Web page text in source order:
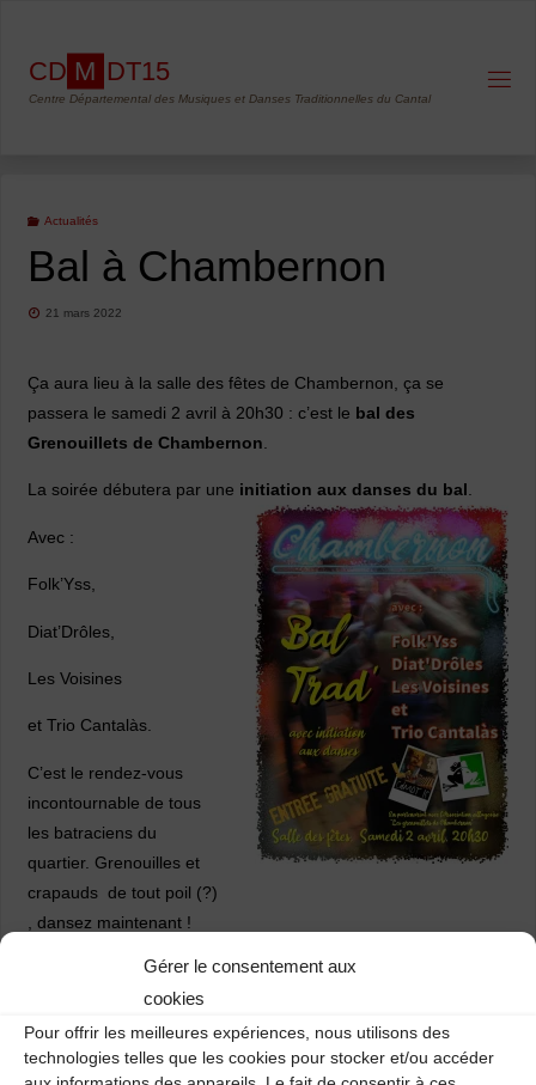
Gérer le consentement aux
cookies
Pour offrir les meilleures expériences, nous utilisons des
technologies telles que les cookies pour stocker et/ou accéder
content
CD M DT15
Centre Départemental des Musiques et Danses Traditionnelles du Cantal
Actualités
Bal à Chambernon
21 mars 2022
Ça aura lieu à la salle des fêtes de Chambernon, ça se
passera le samedi 2 avril à 20h30 : c’est le bal des
Grenouillets de Chambernon
La soirée débutera par une initiation aux danses du bal.
Avec :
Folk’Yss,
Diat’Drôles,
Les Voisines
et Trio Cantalàs.
C’est le rendez-vous
incontournable de tous
les batraciens du
quartier. Grenouilles et
crapauds de tout poil (?)
, dansez maintenant !
Affiche-Bal-Chambernon